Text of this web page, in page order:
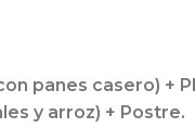
panes casero) +
y arroz) + Postre.